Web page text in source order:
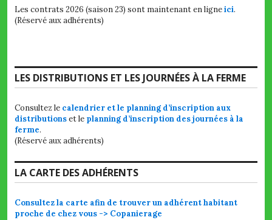
Les contrats 2026 (saison 23) sont maintenant en ligneici.
(Réservé aux adhérents)
LES DISTRIBUTIONS ET LES JOURNÉES À LA FERME
Consultez le calendrier et le planning d’inscription aux
distributionset le planning d’inscription des journées à la
ferme.
(Réservé aux adhérents)
LA CARTE DES ADHÉRENTS
Consultez la carte afin de trouver un adhérent habitant
proche de chez vous -> Copanierage